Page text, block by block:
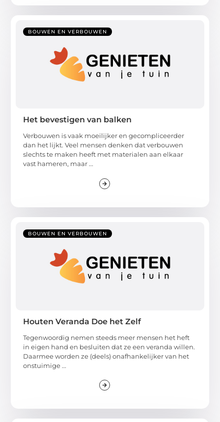
BOUWEN EN VERBOUWEN
Het bevestigen van balken
Verbouwen is vaak moeilijker en gecompliceerder
dan het lijkt. Veel mensen denken dat verbouwen
slechts te maken heeft met materialen aan elkaar
vast hameren, maar ...
BOUWEN EN VERBOUWEN
Houten Veranda Doe het Zelf
Tegenwoordig nemen steeds meer mensen het heft
in eigen hand en besluiten dat ze een veranda willen.
Daarmee worden ze (deels) onafhankelijker van het
onstuimige ...